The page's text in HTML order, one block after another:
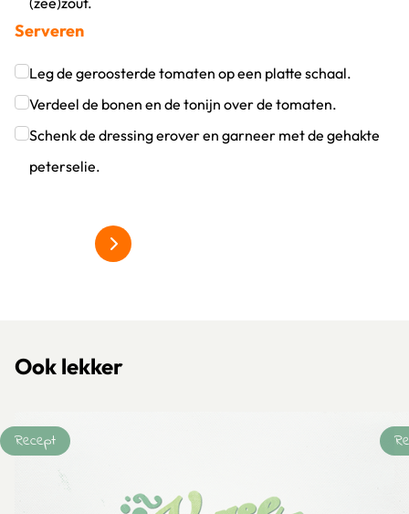
Klik om dit selectievakje aan te vinken
Serveren
Leg de geroosterde tomaten op een platte schaal.
Klik om dit selectievakje aan te vinken
Verdeel de bonen en de tonijn over de tomaten.
Klik om dit selectievakje aan te vinken
Schenk de dressing erover en garneer met de gehakte
peterselie.
Ook lekker
Recept